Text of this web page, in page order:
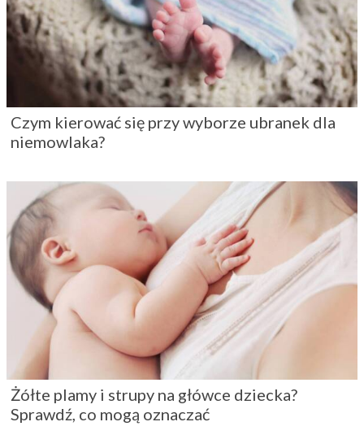
Czym kierować się przy wyborze ubranek dla
niemowlaka?
Żółte plamy i strupy na główce dziecka?
Sprawdź, co mogą oznaczać